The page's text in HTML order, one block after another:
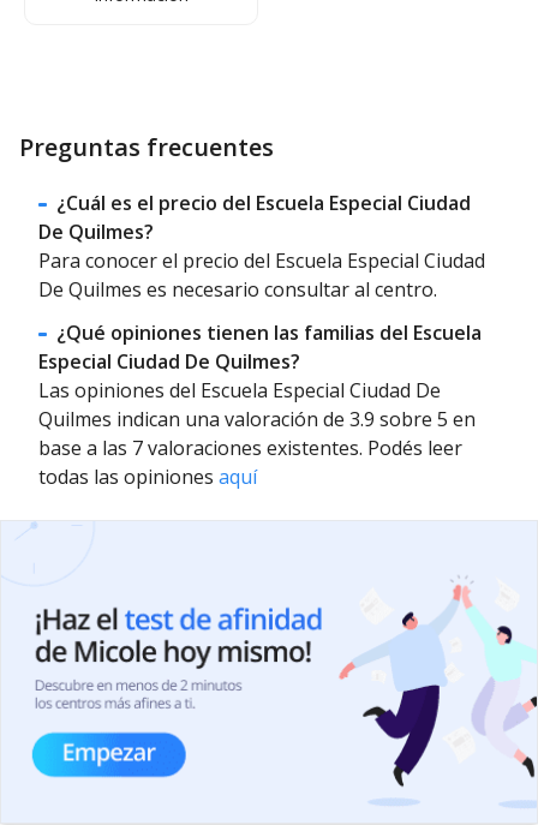
Preguntas frecuentes
¿Cuál es el precio del Escuela Especial Ciudad
De Quilmes?
Para conocer el precio del Escuela Especial Ciudad
De Quilmes es necesario consultar al centro.
¿Qué opiniones tienen las familias del Escuela
Especial Ciudad De Quilmes?
Las opiniones del Escuela Especial Ciudad De
Quilmes indican una valoración de 3.9 sobre 5 en
base a las 7 valoraciones existentes. Podés leer
todas las opiniones aquí